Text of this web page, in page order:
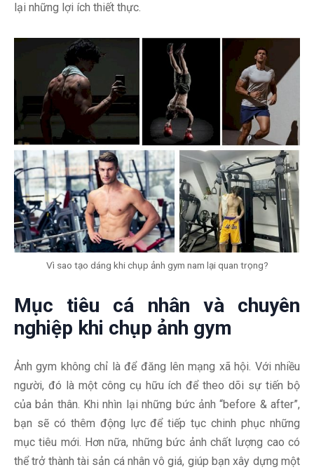
lại những lợi ích thiết thực.
Vì sao tạo dáng khi chụp ảnh gym nam lại quan trọng?
Mục tiêu cá nhân và chuyên
nghiệp khi chụp ảnh gym
Ảnh gym không chỉ là để đăng lên mạng xã hội. Với nhiều
người, đó là một công cụ hữu ích để theo dõi sự tiến bộ
của bản thân. Khi nhìn lại những bức ảnh “before & after”,
bạn sẽ có thêm động lực để tiếp tục chinh phục những
mục tiêu mới. Hơn nữa, những bức ảnh chất lượng cao có
thể trở thành tài sản cá nhân vô giá, giúp bạn xây dựng một